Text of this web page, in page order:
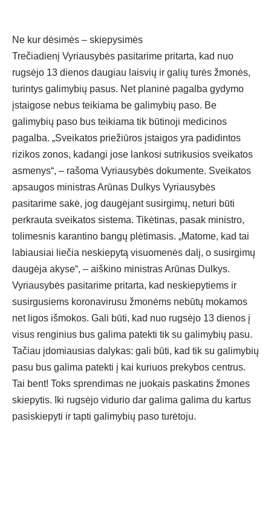
Ne kur dėsimės – skiepysimės
Trečiadienį Vyriausybės pasitarime pritarta, kad nuo
rugsėjo 13 dienos daugiau laisvių ir galių turės žmonės,
turintys galimybių pasus. Net planinė pagalba gydymo
įstaigose nebus teikiama be galimybių paso. Be
galimybių paso bus teikiama tik būtinoji medicinos
pagalba. „Sveikatos priežiūros įstaigos yra padidintos
rizikos zonos, kadangi jose lankosi sutrikusios sveikatos
asmenys“, – rašoma Vyriausybės dokumente. Sveikatos
apsaugos ministras Arūnas Dulkys Vyriausybės
pasitarime sakė, jog daugėjant susirgimų, neturi būti
perkrauta sveikatos sistema. Tikėtinas, pasak ministro,
tolimesnis karantino bangų plėtimasis. „Matome, kad tai
labiausiai liečia neskiepytą visuomenės dalį, o susirgimų
daugėja akyse“, – aiškino ministras Arūnas Dulkys.
Vyriausybės pasitarime pritarta, kad neskiepytiems ir
susirgusiems koronavirusu žmonėms nebūtų mokamos
net ligos išmokos. Gali būti, kad nuo rugsėjo 13 dienos į
visus renginius bus galima patekti tik su galimybių pasu.
Tačiau įdomiausias dalykas: gali būti, kad tik su galimybių
pasu bus galima patekti į kai kuriuos prekybos centrus.
Tai bent! Toks sprendimas ne juokais paskatins žmones
skiepytis. Iki rugsėjo vidurio dar galima galima du kartus
pasiskiepyti ir tapti galimybių paso turėtoju.